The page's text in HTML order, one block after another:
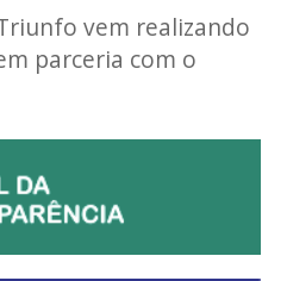
vem realizando
parceria com o